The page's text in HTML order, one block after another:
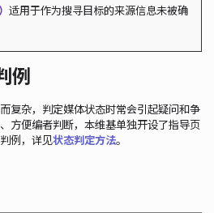
适用于作为搜寻目标的来源信息未被确
例
复杂，判定媒体状态时常会引起疑问和争
方便编者判断，本维基单独开设了指导页
例，详见状态判定方法。